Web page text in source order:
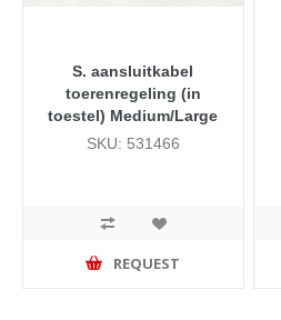
S. aansluitkabel
toerenregeling (in
toestel) Medium/Large
SKU: 531466
REQUEST